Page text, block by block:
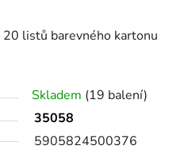
listů barevného kartonu
Skladem (19 balení)
35058
5905824500376